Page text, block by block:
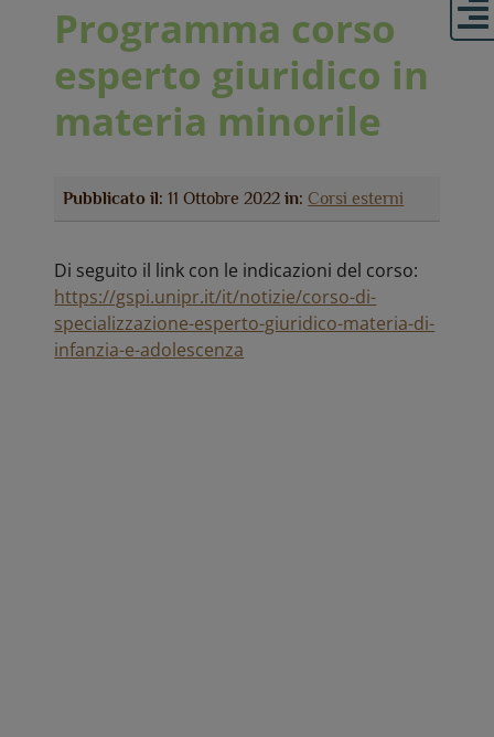
Programma corso
esperto giuridico in
materia minorile
Pubblicato il: 11 Ottobre 2022in: Corsi esterni
Di seguito il link con le indicazioni del corso:
https://gspi.unipr.it/it/notizie/corso-di-
specializzazione-esperto-giuridico-materia-di-
infanzia-e-adolescenza